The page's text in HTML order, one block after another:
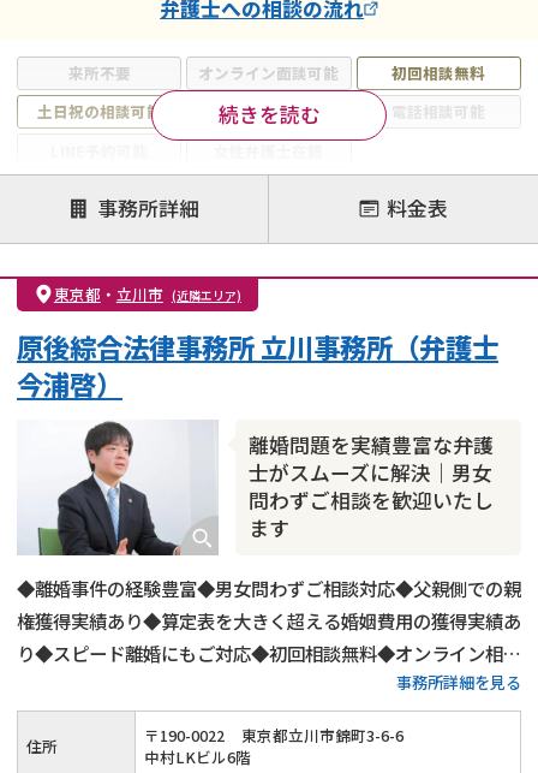
来所不要 オンライン面談可能
初回相談無料
土日祝の相談可能
19時以降電話可能
電話相談可能
注力案件
離婚前相談
離婚調停
離婚裁判
親権・面会交流権
DV
モラハラ
不貞・不倫慰謝料請求
国際離婚
財産分与
内縁の夫婦 熟年離婚
続きを読む
弁護士への相談の流れ
事務所詳細 料金表
東京都 ・ 立川市 (近隣エリア)
離婚問題を実績豊富な弁護
士がスムーズに解決｜男女
問わずご相談を歓迎いたし
ます
原後綜合法律事務所 立川事務所（弁護士
今浦啓）
◆離婚事件の経験豊富◆男女問わずご相談対応◆父親側での親
権獲得実績あり◆算定表を大きく超える婚姻費用の獲得実績あ
り◆スピード離婚にもご対応◆初回相談無料◆オンライン相談
にもご対応◆平日20時までご相談受付◆土日祝日もご予約可
◆「立川駅」から徒歩8分
事務所詳細を見る
住所 〒190-0022
東京都立川市錦町3-6-6
中村LKビル6階